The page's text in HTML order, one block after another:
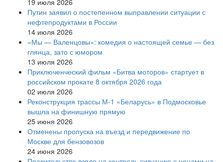
Путин заявил о постепенном выправлении ситуации с
нефтепродуктами в России
14 июля 2026
«Мы — Валенцовы»: комедия о настоящей семье — без
глянца, зато с юмором
13 июля 2026
Приключенческий фильм «Битва моторов» стартует в
российском прокате 8 октября 2026 года
02 июля 2026
Реконструкция трассы М-1 «Беларусь» в Подмосковье
вышла на финишную прямую
25 июня 2026
Отменены пропуска на въезд и передвижение по
Москве для бензовозов
24 июня 2026